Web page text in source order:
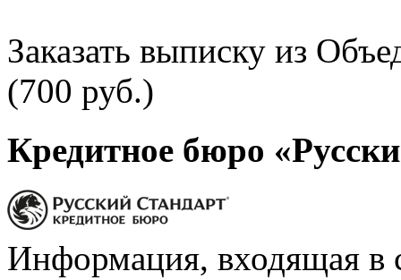
Заказать выписку из
(700 руб.)
Кредитное бюро
Информация, входящая в